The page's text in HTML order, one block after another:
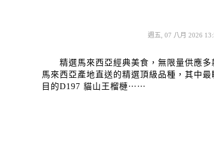
週五, 07 八月 2026
精選馬來西亞經典美食，無限量供應多
馬來西亞產地直送的精選頂級品種，其中最
目的D197 貓山王榴槤⋯⋯